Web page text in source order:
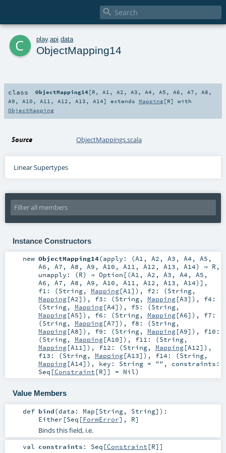

c play. api data
ObjectMapping14
class ObjectMapping14[R , A1 , A2 , A3 , A4 , A5 , A6 , A7 , A8 ,
A9 , A10 , A11 , A12 , A13 , A14] extends Mapping[R] with
ObjectMapping
Source ObjectMappings.scala
Linear Supertypes
Instance Constructors
new ObjectMapping14(apply: (A1 , A2 , A3 , A4 , A5 ,
A6 , A7 , A8 , A9 , A10 , A11 , A12 , A13 , A14) ⇒ R ,
unapply: (R) ⇒ Option [(A1 , A2 , A3 , A4 , A5 ,
A6 , A7 , A8 , A9 , A10 , A11 , A12 , A13 , A14)] ,
f1: (String, Mapping[A1]) , f2: (String,
Mapping[A2]) , f3: (String, Mapping[A3]) , f4:
(String, Mapping[A4]) , f5: (String,
Mapping[A5]) , f6: (String, Mapping[A6]) , f7:
(String, Mapping[A7]) , f8: (String,
Mapping[A8]) , f9: (String, Mapping[A9]) , f10:
(String, Mapping[A10]) , f11: (String,
Mapping[A11]) , f12: (String, Mapping[A12]) ,
f13: (String, Mapping[A13]) , f14: (String,
Mapping[A14]) , key: String= "" , constraints:
Seq [Constraint [R]] = Nil)
Value Members
def bind(data: Map [String, String] ) :
Either [Seq [FormError], R]
Binds this field, i.e.
val constraints : Seq [Constraint [R]]